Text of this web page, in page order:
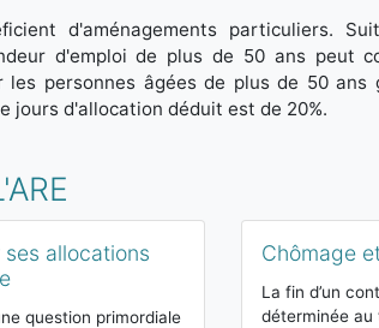
d'aménagements particuliers.
d'emploi de plus de 50 ans peut
personnes âgées de plus de 50 ans
jours d'allocation déduit est de 20%.
ses allocations
question primordiale
Chômage
La fin d’un
déterminée au